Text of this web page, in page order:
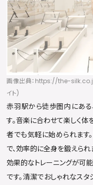
画像出典：https://the-
イト)
赤羽駅から徒歩圏内にある
す。音楽に合わせて楽しく
者でも気軽に始められます
で、効率的に全身を鍛えら
効果的なトレーニングが可
です。清潔でおしゃれなス